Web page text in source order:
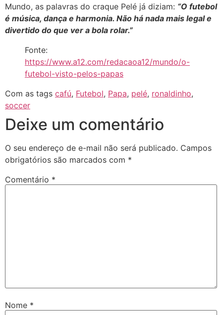
Mundo, as palavras do craque Pelé já diziam: “O futebol
é música, dança e harmonia. Não há nada mais legal e
divertido do que ver a bola rolar.”
Fonte:
https://www.a12.com/redacaoa12/mundo/o-
futebol-visto-pelos-papas
Com as tags cafú, Futebol, Papa, pelé, ronaldinho,
soccer
Deixe um comentário
O seu endereço de e-mail não será publicado. Campos
obrigatórios são marcados com *
Comentário *
Nome *